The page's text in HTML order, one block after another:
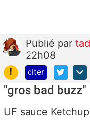
Publié par
22h08
!
citer
"gros bad buzz"
UF sauce